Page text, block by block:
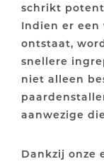
schrikt
Indien er
ontstaat,
snellere
niet alleen
aanwezige
Dankzij onze